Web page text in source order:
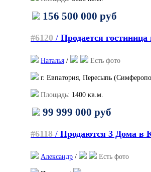
156 500 000 руб
#6120 / Продается
Наталья / Есть фото
г. Евпатория, Пересыпь
Площадь: 1400 кв.м.
99 999 000 руб
#6118 / Продаются 3 Дома
Александр / Есть фото